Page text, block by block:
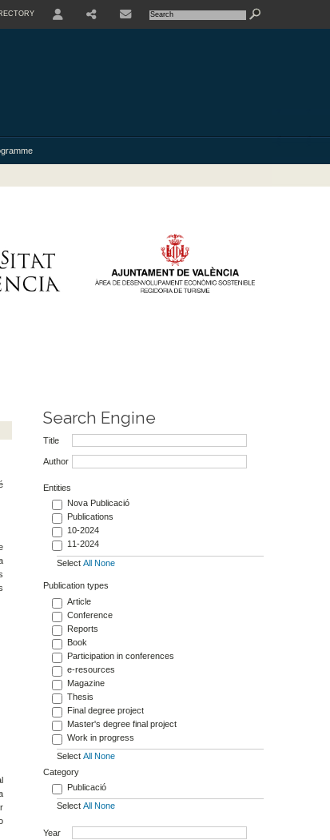
Search Engine
Title
Author
Entities
Nova Publicació
Publications
10-2024
11-2024
Select All None
Publication types
Article
Conference
Reports
Book
Participation in conferences
e-resources
Magazine
Thesis
Final degree project
Master's degree final project
Work in progress
Select All
None
Category
Publicació
Select All None
Year